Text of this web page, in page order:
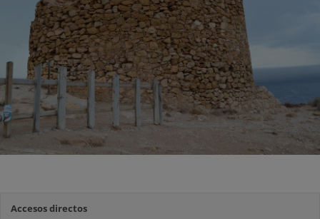
Accesos directos